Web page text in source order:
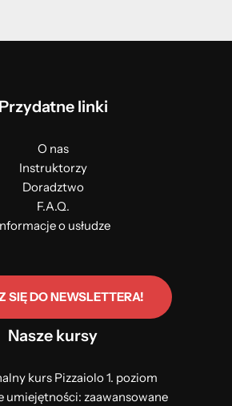
Przydatne linki
O nas
Instruktorzy
Doradztwo
F.A.Q.
o usłudze
SIĘ DO NEWSLETTERA!
Nasze kursy
kurs Pizzaiolo 1. poziom
umiejętności: zaawansowane